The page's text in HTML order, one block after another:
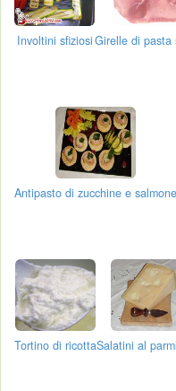
Involtini sfiziosiGirelle di pasta
Antipasto di zucchine e salmone
Tortino di ricottaSalatini al